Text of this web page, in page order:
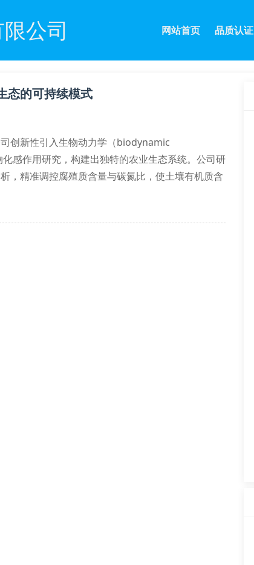
公司 网站首页 品质认证
态的可持续模式
创新性引入生物动力学（biodynamic
感作用研究，构建出独特的农业生态系统。公司研
，精准调控腐殖质含量与碳氮比，使土壤有机质含
导技术、生物